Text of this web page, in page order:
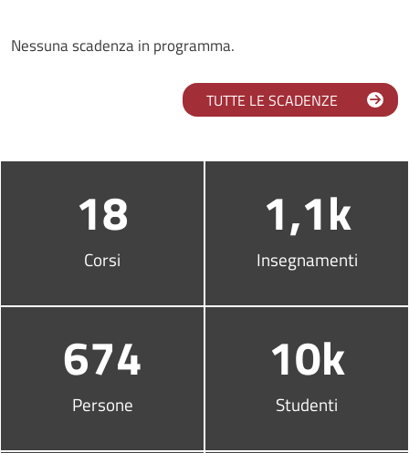
Nessuna scadenza in programma.
TUTTE LE SCADENZE
Infografica
18
Corsi
1,1k
Insegnamenti
674
Persone
10k
Studenti